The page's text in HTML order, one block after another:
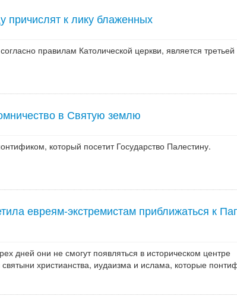
причислят к лику блаженных
правилам Католической церкви, является третьей
в Святую землю
который посетит Государство Палестину.
евреям-экстремистам приближаться к
дней они не смогут появляться в историческом центре
христианства, иудаизма и ислама, которые